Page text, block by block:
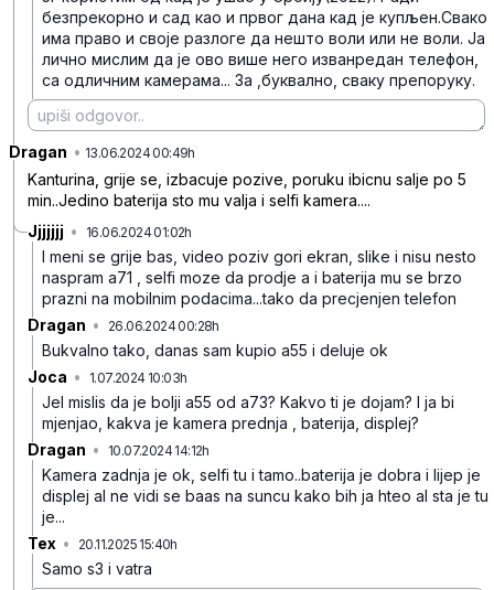
безпрекорно и сад као и првог дана кад је купљен.Свако
има право и своје разлоге да нешто воли или не воли. Ја
лично мислим да је ово више него изванредан телефон,
са одличним камерама... За ,буквално, сваку препоруку.
Dragan • 13.06.2024 00:49h
Kanturina, grije se, izbacuje pozive, poruku ibicnu salje po 5
min..Jedino baterija sto mu valja i selfi kamera....
Jjjjjjj • 16.06.2024 01:02h
I meni se grije bas, video poziv gori ekran, slike i nisu nesto
naspram a71 , selfi moze da prodje a i baterija mu se brzo
prazni na mobilnim podacima...tako da precjenjen telefon
Dragan • 26.06.2024 00:28h
Bukvalno tako, danas sam kupio a55 i deluje ok
Joca • 1.07.2024 10:03h
Jel mislis da je bolji a55 od a73? Kakvo ti je dojam? I ja bi
mjenjao, kakva je kamera prednja , baterija, displej?
Dragan • 10.07.2024 14:12h
Kamera zadnja je ok, selfi tu i tamo..baterija je dobra i lijep je
displej al ne vidi se baas na suncu kako bih ja hteo al sta je tu
je...
Tex • 20.11.2025 15:40h
Samo s3 i vatra